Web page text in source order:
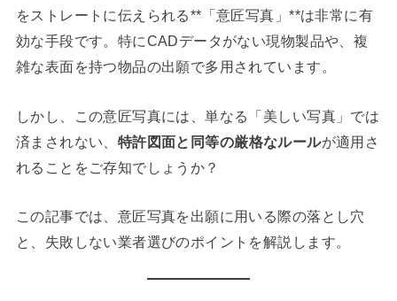
をストレートに伝えられる**「意匠写真」**は非常に有
効な手段です。特にCADデータがない現物製品や、複
雑な表面を持つ物品の出願で多用されています。
しかし、この意匠写真には、単なる「美しい写真」では
済まされない、 特許図面と同等の厳格なルールが適用さ
れることをご存知でしょうか？
この記事では、意匠写真を出願に用いる際の落とし穴
と、失敗しない業者選びのポイントを解説します。